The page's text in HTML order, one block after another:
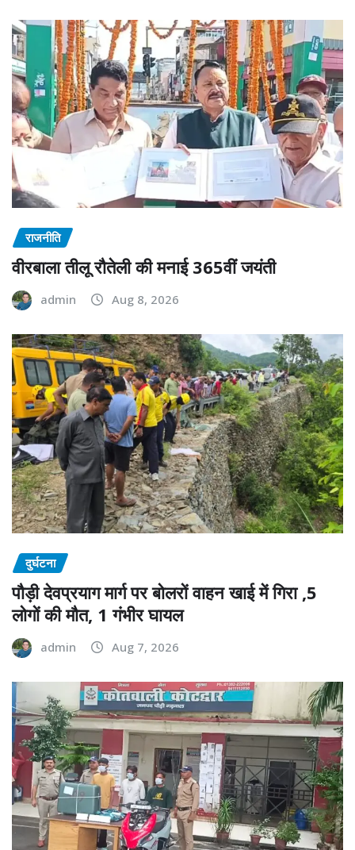
राजनीति
वीरबाला तीलू रौतेली की मनाई 365वीं जयंती
admin Aug 8, 2026
दुर्घटना
पौड़ी देवप्रयाग मार्ग पर बोलरों वाहन खाई में गिरा ,5
लोगों की मौत, 1 गंभीर घायल
admin Aug 7, 2026